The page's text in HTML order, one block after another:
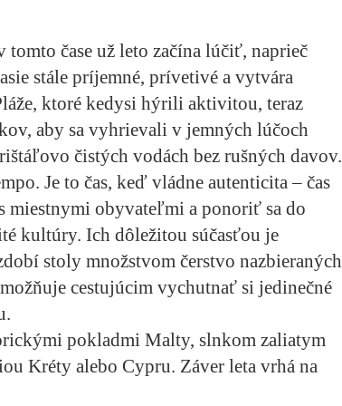
čase už leto začína lúčiť, naprieč
stále príjemné, prívetivé a vytvára
ktoré kedysi hýrili aktivitou, teraz
aby sa vyhrievali v jemných lúčoch
čistých vodách bez rušných davov.
Je to čas, keď vládne autenticita – čas
obyvateľmi a ponoriť sa do
kultúry. Ich dôležitou súčasťou je
stoly množstvom čerstvo nazbieraných
cestujúcim vychutnať si jedinečné
pokladmi Malty, slnkom zaliatym
Kréty alebo Cypru. Záver leta vrhá na